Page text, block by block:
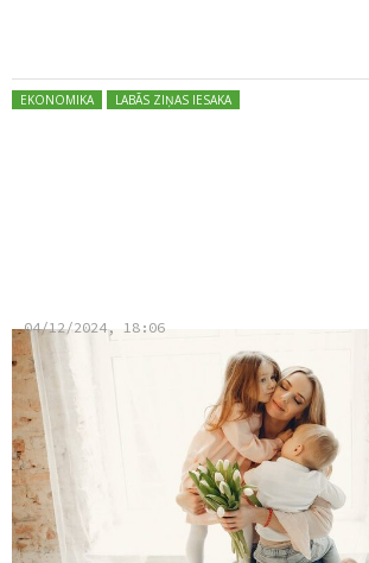
Posted in:
EKONOMIKA LABĀS ZIŅAS IESAKA
04/12/2024, 18:06